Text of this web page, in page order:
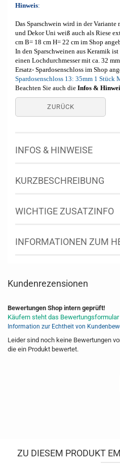
Hinweis:
Das Sparschwein wird in der
und Dekor Uni weiß auch als Riese
cm B= 18 cm H= 22 cm im Shop
In den Sparschweinen aus Keramik
einen Lochdurchmesser mit ca. 32
Ersatz- Spardosenschloss im Shop
Spardosenschloss 13: 35mm 1 Stück
Beachten Sie auch die Infos &
ZURÜCK
INFOS & HINWEISE
KURZBESCHREIBUNG
WICHTIGE ZUSATZINFO
INFORMATIONEN ZUM
Kundenrezensionen
Bewertungen Shop intern geprüft!
Käufern steht das
Information zur Echtheit von
Leider sind noch keine Bewertungen
die ein Produkt bewertet.
ZU DIESEM PRODUKT